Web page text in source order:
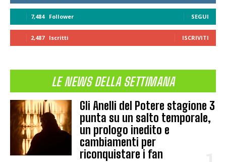
7,484 Follower SEGUI
2,487 Iscritti ISCRIVITI
LE NEWS DELLA SETTIMANA
Gli Anelli del Potere stagione 3
punta su un salto temporale,
un prologo inedito e
cambiamenti per
riconquistare i fan